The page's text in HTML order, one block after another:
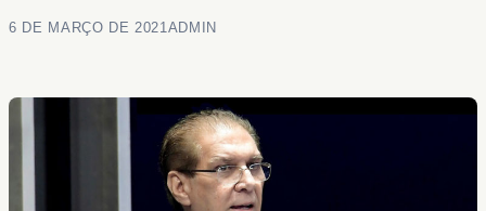
6 DE MARÇO DE 2021ADMIN